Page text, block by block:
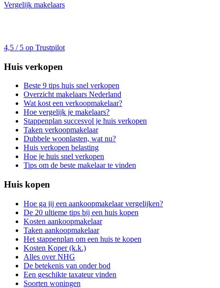
Vergelijk makelaars
4,5 / 5 op Trustpilot
Huis verkopen
Beste 9 tips huis snel verkopen
Overzicht makelaars Nederland
Wat kost een verkoopmakelaar?
Hoe vergelijk je makelaars?
Stappenplan succesvol je huis verkopen
Taken verkoopmakelaar
Dubbele woonlasten, wat nu?
Huis verkopen belasting
Hoe je huis snel verkopen
Tips om de beste makelaar te vinden
Huis kopen
Hoe ga jij een aankoopmakelaar vergelijken?
De 20 ultieme tips bij een huis kopen
Kosten aankoopmakelaar
Taken aankoopmakelaar
Het stappenplan om een huis te kopen
Kosten Koper (k.k.)
Alles over NHG
De betekenis van onder bod
Een geschikte taxateur vinden
Soorten woningen